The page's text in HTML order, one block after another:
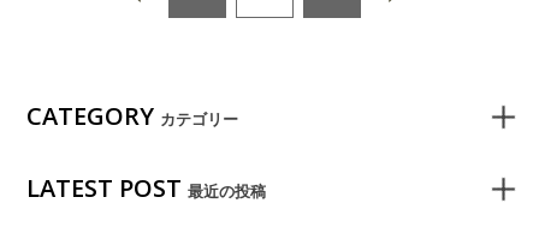
CATEGORY カテゴリー
LATEST POST最近の投稿